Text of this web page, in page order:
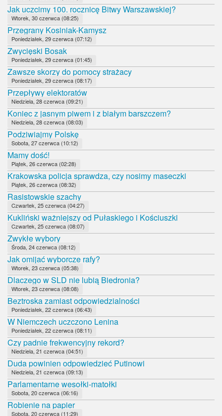
Jak uczcimy 100. rocznicę Bitwy Warszawskiej?
Wtorek, 30 czerwca (08:25)
Przegrany Kosiniak-Kamysz
Poniedziałek, 29 czerwca (07:12)
Zwycięski Bosak
Poniedziałek, 29 czerwca (01:45)
Zawsze skorzy do pomocy strażacy
Poniedziałek, 29 czerwca (08:17)
Przepływy elektoratów
Niedziela, 28 czerwca (09:21)
Koniec z jasnym piwem i z białym barszczem?
Niedziela, 28 czerwca (08:03)
Podziwiajmy Polskę
Sobota, 27 czerwca (10:12)
Mamy dość!
Piątek, 26 czerwca (02:28)
Krakowska policja sprawdza, czy nosimy maseczki
Piątek, 26 czerwca (08:32)
Rasistowskie szachy
Czwartek, 25 czerwca (04:27)
Kukliński ważniejszy od Pułaskiego i Kościuszki
Czwartek, 25 czerwca (08:07)
Zwykłe wybory
Środa, 24 czerwca (08:12)
Jak omijać wyborcze rafy?
Wtorek, 23 czerwca (05:38)
Dlaczego w SLD nie lubią Biedronia?
Wtorek, 23 czerwca (08:08)
Beztroska zamiast odpowiedzialności
Poniedziałek, 22 czerwca (06:43)
W Niemczech uczczono Lenina
Poniedziałek, 22 czerwca (08:11)
Czy padnie frekwencyjny rekord?
Niedziela, 21 czerwca (04:51)
Duda powinien odpowiedzieć Putinowi
Niedziela, 21 czerwca (09:13)
Parlamentarne wesołki-matołki
Sobota, 20 czerwca (06:16)
Robienie na papier
Sobota, 20 czerwca (11:29)